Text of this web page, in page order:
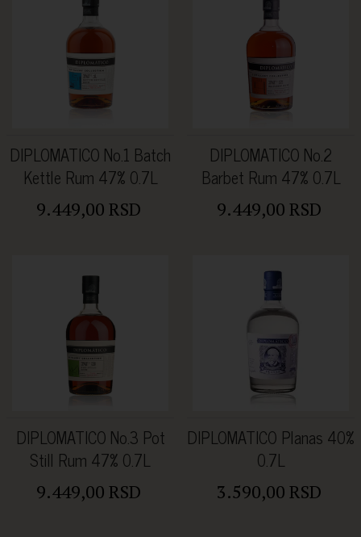
DIPLOMATICO No.1 Batch
Kettle Rum 47% 0.7L
9.449,00 RSD
DIPLOMATICO No.2
Barbet Rum 47% 0.7L
9.449,00 RSD
DIPLOMATICO No.3 Pot
Still Rum 47% 0.7L
9.449,00 RSD
DIPLOMATICO Planas 40%
0.7L
3.590,00 RSD